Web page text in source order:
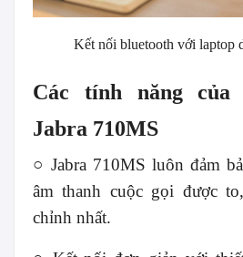
Kết nối bluetooth với laptop
Các tính năng
Jabra 710MS
○ Jabra 710MS luôn đảm
âm thanh cuộc gọi được
chỉnh nhất.